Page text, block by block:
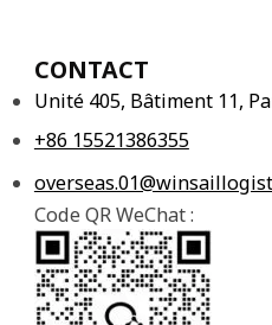
CONTACT
Unité 405, Bâtiment 11,
+86 15521386355
Code QR WeChat :